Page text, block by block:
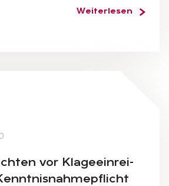
Weiterlesen
vor Kla­ge­ein­rei­